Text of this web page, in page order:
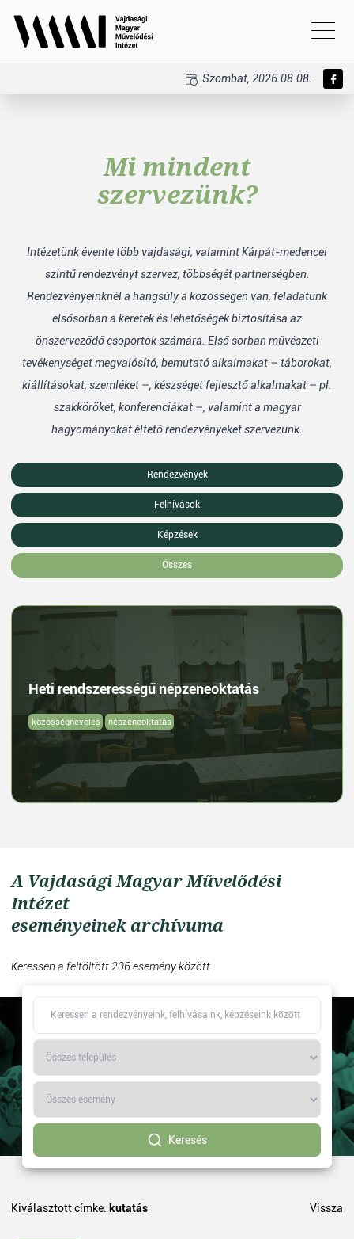
Szombat, 2026.08.08.
Mi mindent
szervezünk?
Intézetünk évente több vajdasági, valamint Kárpát-medencei
szintű rendezvényt szervez, többségét partnerségben.
Rendezvényeinknél a hangsúly a közösségen van, feladatunk
elsősorban a keretek és lehetőségek biztosítása az
önszerveződő csoportok számára. Első sorban művészeti
tevékenységet megvalósító, bemutató alkalmakat – táborokat,
kiállításokat, szemléket –, készséget fejlesztő alkalmakat – pl.
szakköröket, konferenciákat –, valamint a magyar
hagyományokat éltető rendezvényeket szervezünk.
Rendezvények
Felhívások
Képzések
Összes
Heti rendszerességű népzeneoktatás
közösségnevelés népzeneoktatás
A Vajdasági Magyar Művelődési
Intézet
eseményeinek archívuma
Keressen a feltöltött 206 esemény között
Keresés
Kiválasztott címke: kutatás Vissza